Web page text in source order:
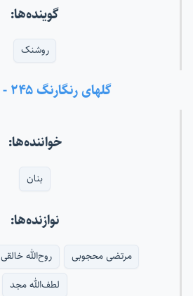
گوینده‌ها:
روشنک
گلهای رنگارنگ ۲۴۵ - همایون
خواننده‌ها:
بنان
نوازنده‌ها:
مرتضی محجوبی روح‌الله خالقی
لطف‌الله مجد